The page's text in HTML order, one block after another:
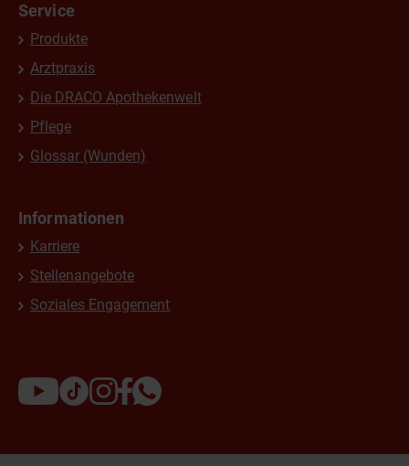
Service
Produkte
Arztpraxis
Die DRACO Apothekenwelt
Pflege
Glossar (Wunden)
Informationen
Karriere
Stellenangebote
Soziales Engagement